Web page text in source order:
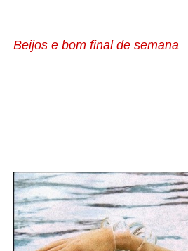
Beijos e bom final de semana